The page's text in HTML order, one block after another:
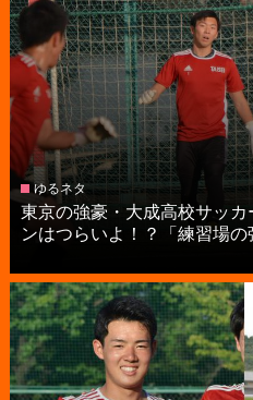
ゆるネタ
東京の強豪・大成高校サッ
ンはつらいよ！？「練習場の